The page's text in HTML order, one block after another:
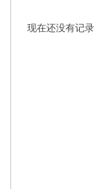
现在还没有记录